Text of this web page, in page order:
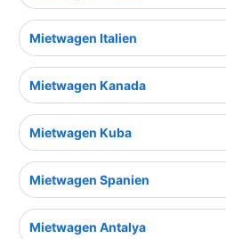
Mietwagen Italien
Mietwagen Kanada
Mietwagen Kuba
Mietwagen Spanien
Mietwagen Antalya